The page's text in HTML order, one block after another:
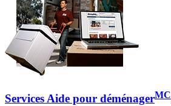
Services Aide pour déménagerMC